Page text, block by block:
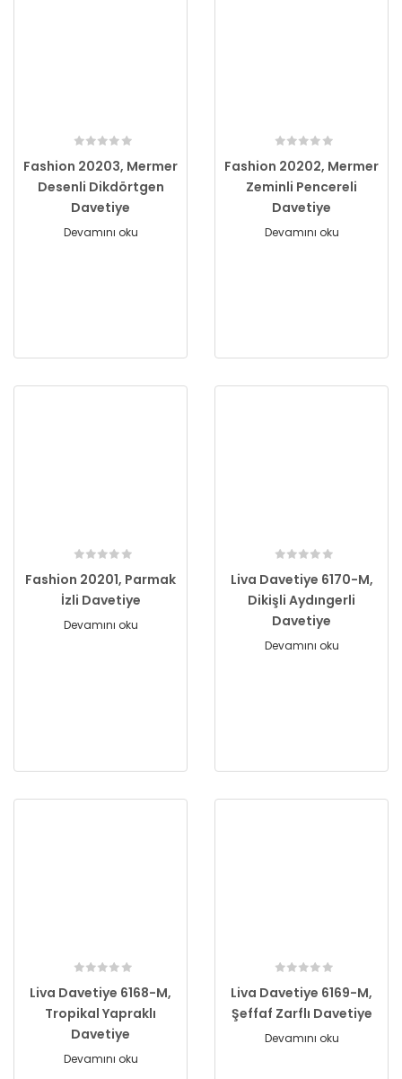
Fashion 20203, Mermer
Desenli Dikdörtgen
Davetiye
Devamını oku
Fashion 20202, Mermer
Zeminli Pencereli
Davetiye
Devamını oku
Fashion 20201, Parmak
İzli Davetiye
Devamını oku
Liva Davetiye 6170-M,
Dikişli Aydıngerli
Davetiye
Devamını oku
Liva Davetiye 6168-M,
Tropikal Yapraklı
Davetiye
Devamını oku
Liva Davetiye 6169-M,
Şeffaf Zarflı Davetiye
Devamını oku